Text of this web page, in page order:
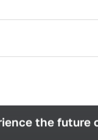
the future